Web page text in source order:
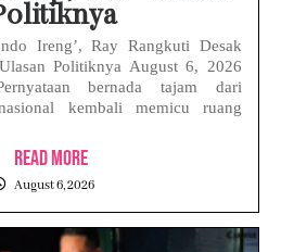
Ireng’, Ray Rangkuti Desak
Politiknya August 6, 2026
bernada tajam dari
kembali memicu ruang
Read More
August 6, 2026